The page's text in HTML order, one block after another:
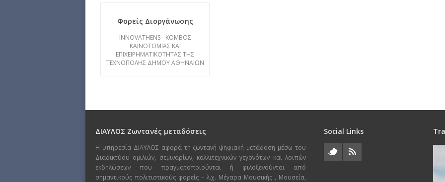
Φορείς Διοργάνωσης
INNOVATHENS - KOΜΒΟΣ
ΚΑΙΝΟΤΟΜΙΑΣ ΚΑΙ
ΕΠΙΧΕΙΡΗΜΑΤΙΚΟΤΗΤΑΣ ΤΗΣ
ΤΕΧΝΟΠΟΛΗΣ ΔΗΜΟΥ ΑΘΗΝΑΙΩΝ
ΔΙΑΥΛΟΣ Ζωντανές μεταδόσεις
Η υπηρεσία ΔΙΑΥΛΟΣ αφορά τη ζωντανή ψηφιακή μετάδοση μέσω του
Διαδικτύου ομιλιών, σεμιναρίων, καλλιτεχνικών γεγονότων και λοιπών
εκδηλώσεων που πραγματοποιούνται ή φιλοξενούνται από
σημαντικούς πολιτιστικούς φορείς – λ.χ. Μέγαρα Μουσικής , Μουσεία,
Social Links